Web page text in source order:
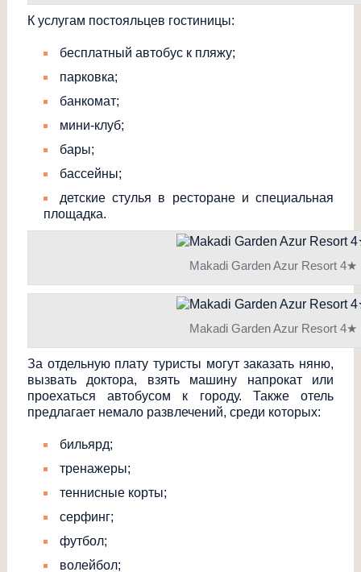
К услугам постояльцев гостиницы:
бесплатный автобус к пляжу;
парковка;
банкомат;
мини-клуб;
бары;
бассейны;
детские стулья в ресторане и специальная
площадка.
Makadi Garden Azur Resort 4★
Makadi Garden Azur Resort 4★
За отдельную плату туристы могут заказать няню,
вызвать доктора, взять машину напрокат или
проехаться автобусом к городу. Также отель
предлагает немало развлечений, среди которых:
бильярд;
тренажеры;
теннисные корты;
серфинг;
футбол;
волейбол;